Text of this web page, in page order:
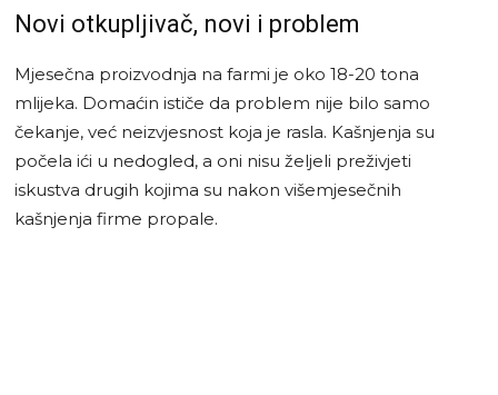
Novi otkupljivač, novi i problem
Mjesečna proizvodnja na farmi je oko 18-20 tona
mlijeka. Domaćin ističe da problem nije bilo samo
čekanje, već neizvjesnost koja je rasla. Kašnjenja su
počela ići u nedogled, a oni nisu željeli preživjeti
iskustva drugih kojima su nakon višemjesečnih
kašnjenja firme propale.